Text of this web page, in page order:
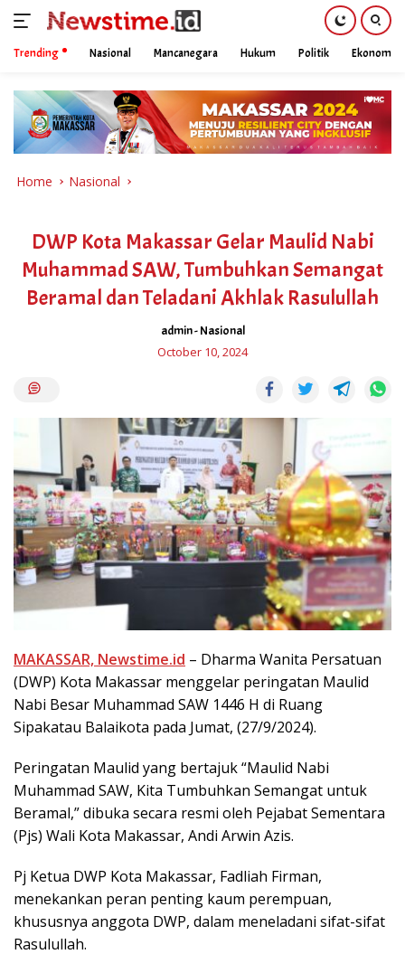
content
Trending Nasional Mancanegara Hukum Politik Ekonomi
Home Nasional
DWP Kota Makassar Gelar Maulid Nabi
Muhammad SAW, Tumbuhkan Semangat
Beramal dan Teladani Akhlak Rasulullah
admin-Nasional
October 10, 2024
MAKASSAR, Newstime.id – Dharma Wanita Persatuan
(DWP) Kota Makassar menggelar peringatan Maulid
Nabi Besar Muhammad SAW 1446 H di Ruang
Sipakatau Balaikota pada Jumat, (27/9/2024).
Peringatan Maulid yang bertajuk “Maulid Nabi
Muhammad SAW, Kita Tumbuhkan Semangat untuk
Beramal,” dibuka secara resmi oleh Pejabat Sementara
(Pjs) Wali Kota Makassar, Andi Arwin Azis.
Pj Ketua DWP Kota Makassar, Fadliah Firman,
menekankan peran penting kaum perempuan,
khususnya anggota DWP, dalam meneladani sifat-sifat
Rasulullah.